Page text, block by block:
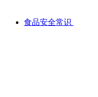
食品安全常识